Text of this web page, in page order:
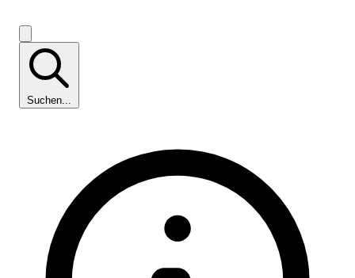
Suchen...